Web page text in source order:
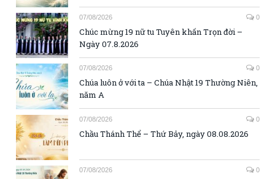
07/08/2026 0
Chúc mừng 19 nữ tu Tuyên khấn Trọn đời –
Ngày 07.8.2026
07/08/2026 0
Chúa luôn ở với ta – Chúa Nhật 19 Thường Niên,
năm A
07/08/2026 0
Chầu Thánh Thể – Thứ Bảy, ngày 08.08.2026
07/08/2026 0